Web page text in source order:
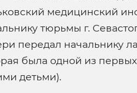
медицинский
тюрьмы г.
передал начальнику
была одной из
детьми).